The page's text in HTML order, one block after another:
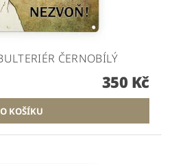
ČERNOBÍLÝ
350 Kč